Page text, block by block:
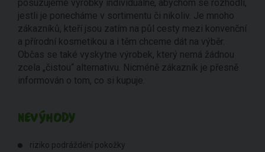
posuzujeme výrobky individuálně, abychom se rozhodli,
jestli je ponecháme v sortimentu či nikoliv. Je mnoho
zákazníků, kteří jsou zatím na půl cesty mezi konvenční
a přírodní kosmetikou a i těm chceme dát na výběr.
Občas se také vyskytne výrobek, který nemá žádnou
zcela „čistou“ alternativu. Nicméně zákazník je přesně
informován o tom, co si kupuje.
NEVÝHODY
riziko podráždění pokožky